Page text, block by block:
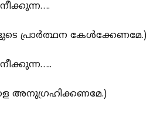
പ്രാര്‍ത്ഥന കേള്‍ക്കേണമേ.)
അനുഗ്രഹിക്കണമേ.)